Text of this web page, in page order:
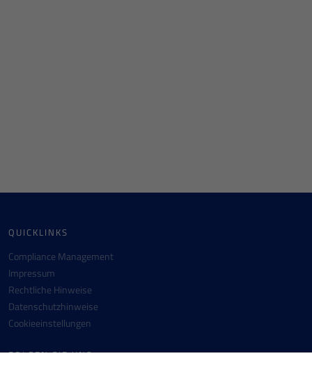
QUICKLINKS
Compliance Management
Impressum
Rechtliche Hinweise
Datenschutzhinweise
Cookieeinstellungen
FOLGEN SIE UNS